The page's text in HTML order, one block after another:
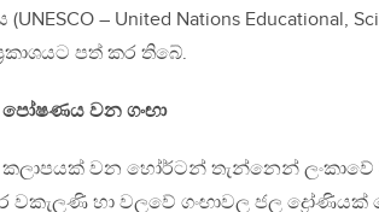
– United Nations Educational,
පත් කර තිබේ.
පෝෂණය වන ගංඟා
කලාපයක් වන හෝර්ටන් තැන්නෙන් ලංකාවේ
හා වලවේ ගංඟාවල ජල ද්‍රෝණියක්